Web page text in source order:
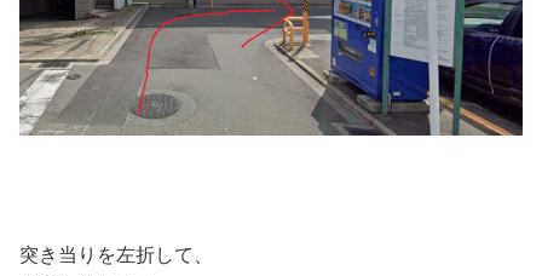
突き当りを左折して、